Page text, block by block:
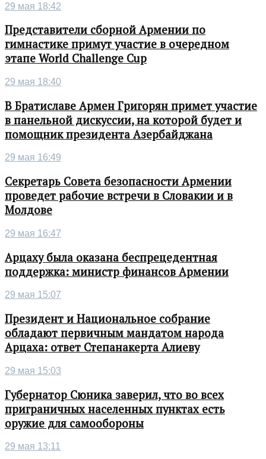
29 мая 18:42
Представители сборной Армении по
гимнастике примут участие в очередном
этапе World Challenge Cup
29 мая 18:40
В Братиславе Армен Григорян примет участие
в панельной дискуссии, на которой будет и
помощник президента Азербайджана
29 мая 16:49
Секретарь Совета безопасности Армении
проведет рабочие встречи в Словакии и в
Молдове
29 мая 16:47
Арцаху была оказана беспрецедентная
поддержка: министр финансов Армении
29 мая 15:07
Президент и Национальное собрание
обладают первичным мандатом народа
Арцаха: ответ Степанакерта Алиеву
29 мая 15:03
Губернатор Сюника заверил, что во всех
приграничных населенных пунктах есть
оружие для самообороны
29 мая 13:11